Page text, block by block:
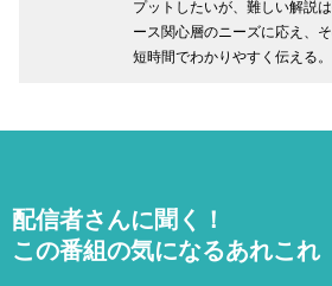
プットしたいが、難しい解説
ース関心層のニーズに応え、
短時間でわかりやすく伝える。
配信者さんに聞く！
この番組の気になるあれこれ